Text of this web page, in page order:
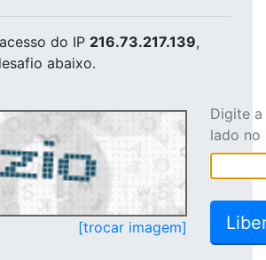
do IP 216.73.217.139,
abaixo.
[trocar imagem]
Digite
lado no